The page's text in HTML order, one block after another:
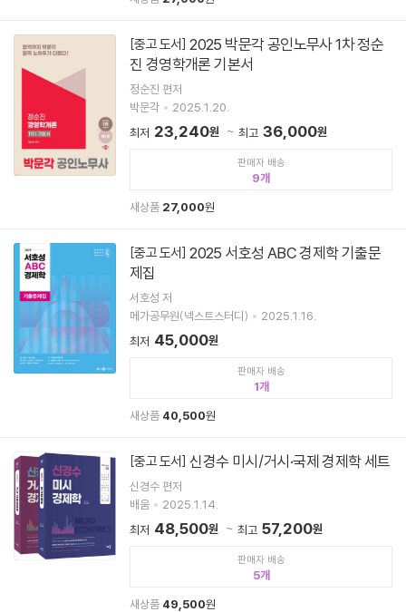
[중고 도서] 2025 박문각 공인노무사 1차 정순
진 경영학개론 기본서
정순진 편저
박문각
2025.1.20.
최저 23,240원 최고 36,000원
판매자 배송
9
새상품 27,000원
[중고 도서] 2025 서호성 ABC 경제학 기출문
제집
서호성 저
메가공무원(넥스트스터디)
2025.1.16.
최저 45,000원
판매자 배송
1
새상품 40,500원
[중고 도서] 신경수 미시/거시·국제 경제학 세트
신경수 편저
배움
2025.1.14.
최저 48,500원 최고 57,200원
판매자 배송
5
새상품 49,500원